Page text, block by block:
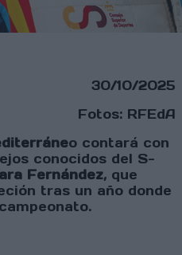
30/10/2025
Fotos: RFEdA
o contará con
conocidos del S-
Fernández, que
tras un año donde